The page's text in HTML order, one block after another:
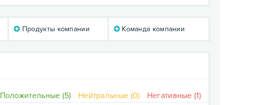
Продукты компании Команда компании
Положительные (5) Нейтральные (0) Негативные (1)